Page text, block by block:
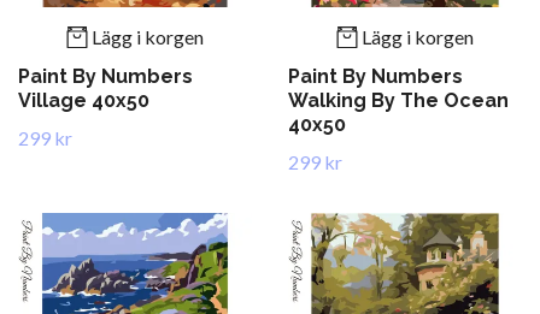
Lägg i korgen
Paint By Numbers
Village 40x50
299 kr
Lägg i korgen
Paint By Numbers
Walking By The Ocean
40x50
299 kr